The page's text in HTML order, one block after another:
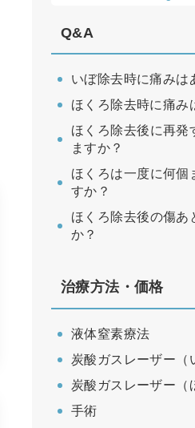
Q&A
いぼ除去時に痛みは
ほくろ除去時に痛み
ほくろ除去後に再発
ますか？
ほくろは一度に何個
すか？
ほくろ除去後の傷あ
か？
治療方法・価格
液体窒素療法
炭酸ガスレーザー（
炭酸ガスレーザー（
手術